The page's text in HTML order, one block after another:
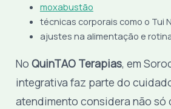
moxabustão
técnicas corporais como o Tui
ajustes na alimentação e
No QuinTAO Terapias, em
integrativa faz parte do
atendimento considera não só